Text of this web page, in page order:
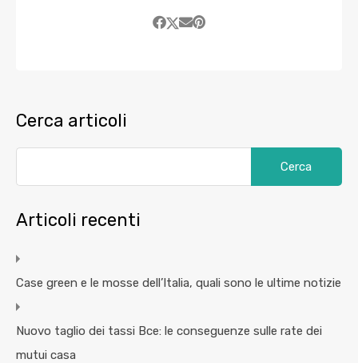
Cerca articoli
Articoli recenti
Case green e le mosse dell’Italia, quali sono le ultime notizie
Nuovo taglio dei tassi Bce: le conseguenze sulle rate dei
mutui casa